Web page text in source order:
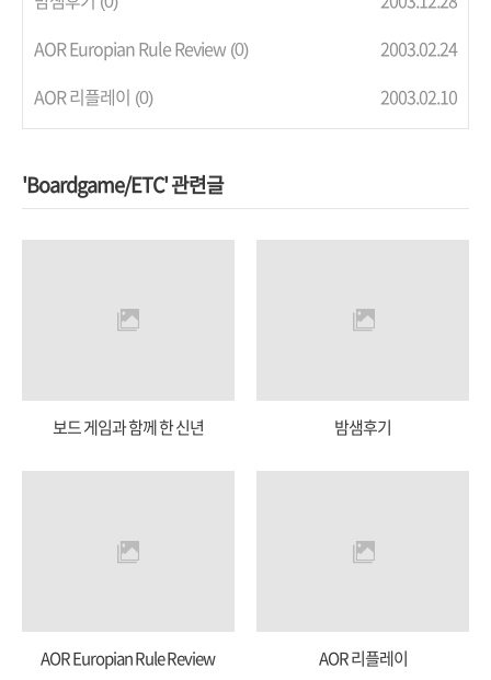
AOR Europian Rule Review (0)
2003.02.24
AOR 리플레이 (0) 2003.02.10
'Boardgame/ETC' 관련글
보드 게임과 함께 한 신년 밤샘후기
AOR Europian Rule Review AOR 리플레이